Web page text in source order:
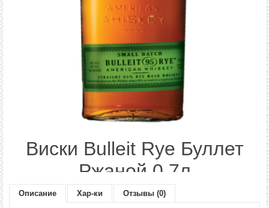
Виски Bulleit Rye Буллет
Ржаной 0.7л
Модель: Rye
Описание Хар-ки Отзывы (0)